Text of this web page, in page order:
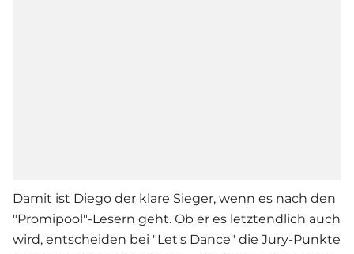
Damit ist Diego der klare Sieger, wenn es nach den
"Promipool"-Lesern geht. Ob er es letztendlich auch
wird, entscheiden bei "Let's Dance" die Jury-Punkte